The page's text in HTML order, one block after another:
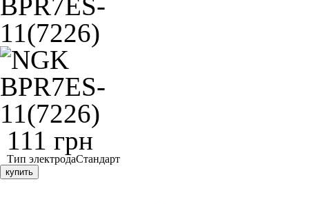
111 грн
Тип электродаСтандарт
купить